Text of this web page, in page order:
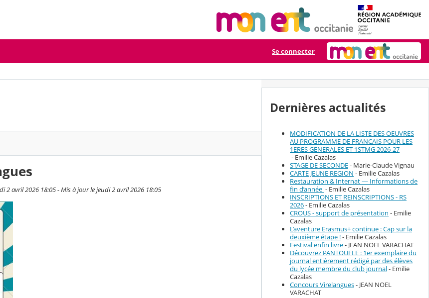
Se connecter
2 avril 2026 18:05 - Mis à jour le jeudi 2 avril 2026 18:05
Dernières actualités
MODIFICATION DE LA LISTE DES OEUVRES
AU PROGRAMME DE FRANCAIS POUR LES
1ERES GENERALES ET 1STMG 2026-27
- Emilie Cazalas
STAGE DE SECONDE- Marie-Claude Vignau
CARTE JEUNE REGION - Emilie Cazalas
Restauration & Internat — Informations de
fin d’année - Emilie Cazalas
INSCRIPTIONS ET REINSCRIPTIONS - RS
2026- Emilie Cazalas
CROUS - support de présentation - Emilie
Cazalas
L’aventure Erasmus+ continue : Cap sur la
deuxième étape !- Emilie Cazalas
Festival enfin livre- JEAN NOEL VARACHAT
Découvrez PANTOUFLE : 1er exemplaire du
journal entièrement rédigé par des élèves
du lycée membre du club journal- Emilie
Cazalas
Concours Virelangues- JEAN NOEL
VARACHAT